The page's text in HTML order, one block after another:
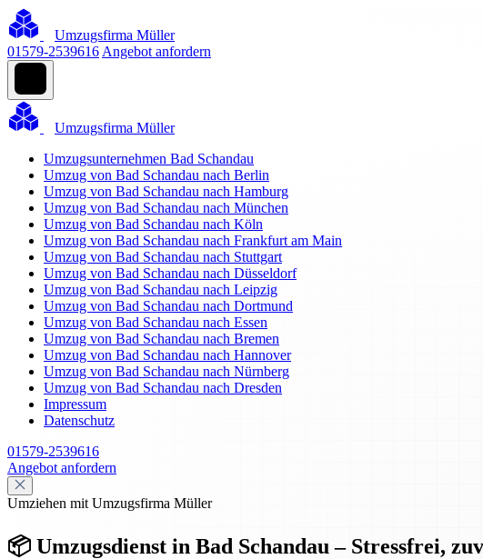
Umzugsfirma Müller
01579-2539616 Angebot anfordern
Umzugsfirma Müller
Umzugsunternehmen Bad Schandau
Umzug von Bad Schandau nach Berlin
Umzug von Bad Schandau nach Hamburg
Umzug von Bad Schandau nach München
Umzug von Bad Schandau nach Köln
Umzug von Bad Schandau nach Frankfurt am Main
Umzug von Bad Schandau nach Stuttgart
Umzug von Bad Schandau nach Düsseldorf
Umzug von Bad Schandau nach Leipzig
Umzug von Bad Schandau nach Dortmund
Umzug von Bad Schandau nach Essen
Umzug von Bad Schandau nach Bremen
Umzug von Bad Schandau nach Hannover
Umzug von Bad Schandau nach Nürnberg
Umzug von Bad Schandau nach Dresden
Impressum
Datenschutz
01579-2539616
Angebot anfordern
Umziehen mit Umzugsfirma Müller
📦 Umzugsdienst in Bad Schandau – Stressfrei,